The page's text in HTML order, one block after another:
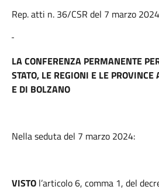
Rep. atti n. 36/CSR del 7 marzo
LA CONFERENZA PERMANENTE
STATO, LE REGIONI E LE
E DI BOLZANO
Nella seduta del 7 marzo 2024:
VISTO l’articolo 6, comma 1, del